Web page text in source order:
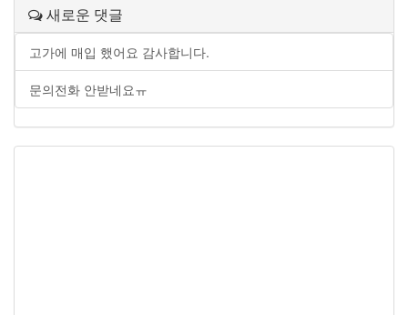
새로운 댓글
고가에 매입 했어요 감사합니다.
문의전화 안받네요ㅠ